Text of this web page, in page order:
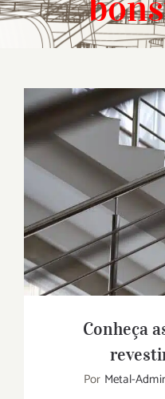
Conheça as
Conheça
Por Metal-